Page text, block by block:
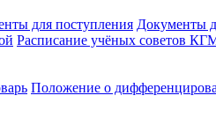
для поступления Документы
Расписание учёных советов
Положение о